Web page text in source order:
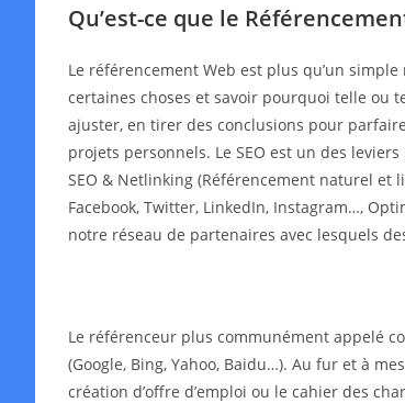
Qu’est-ce que le
Le référencement Web est plus qu’un
certaines choses et savoir pourquoi telle ou
ajuster, en tirer des conclusions pour
projets personnels. Le SEO est un des
SEO & Netlinking (Référencement naturel et
Facebook, Twitter, LinkedIn, Instagram…,
notre réseau de partenaires avec lesquels
Le référenceur plus communément appelé
(Google, Bing, Yahoo, Baidu…). Au fur et à
création d’offre d’emploi ou le cahier des